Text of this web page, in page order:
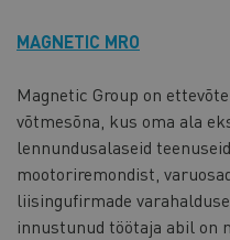
MAGNETIC MRO
Magnetic Group on
võtmesõna, kus oma ala
lennundusalaseid
mootoriremondist,
liisingufirmade
innustunud töötaja abil on